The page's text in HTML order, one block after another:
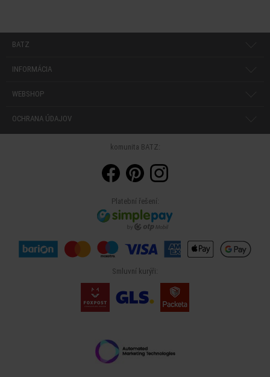
BATZ
INFORMÁCIA
WEBSHOP
OCHRANA ÚDAJOV
komunita BATZ:
Platební řešení:
Smluvní kurýři: